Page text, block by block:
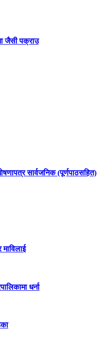
जैसी पक्राउ
सार्वजनिक (पूर्णपाठसहित)
धर्ना